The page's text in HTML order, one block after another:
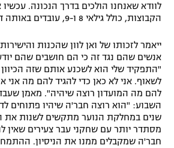
לוודא שאנחנו הולכים בדרך הנכונה.
הקבוצות, כולל גילאי 8 ו-9, עובדים באותה דרך".
ייאמר לזכותו של ואן לוון שהכנות
אנשים שהם נגד זה כי הם חושבים שהם
"התפקיד שלי הוא לשכנע אותם שזה הכיוון
לשאוף. אני לא כאן כדי להגיד להם מה אני
להם מה המועדון רוצה שיהיה". מאמן
השבוע: "הוא רוצה חבר'ה שיהיו פתוחים
שנים במחלקת הנוער מתקשים לשנות את
מסתדר יותר עם שחקני עבר צעירים שאין לה
חבר'ה שמקבלים ממנו את הניסיון.